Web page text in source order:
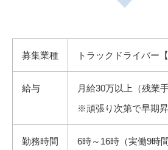
職場の雰囲気や環境は？
良好なコミュニケーションがとれていま
また、不定期ですがレクレーションなど
仕事へのエネルギーになります。
大変だったことは、真夏に荷物の積み
職場の雰囲気や環境は？
ドライバー同士もとても仲が良いので
できます。
配送中は基本的に一人なので、気兼ね
朝、車庫を出発しセンターへ行き積み込
す。
全ての積み下ろし作業が終了したら会社
嬉しかったことや大変だった
仕事で嬉しいことはお客様から、「あ
しに行っている会社では、顔も覚えて
募集業種 トラックドライバー【
給与
月給30万以上（残業
※頑張り次第で早期
勤務時間 6時～16時（実働9時